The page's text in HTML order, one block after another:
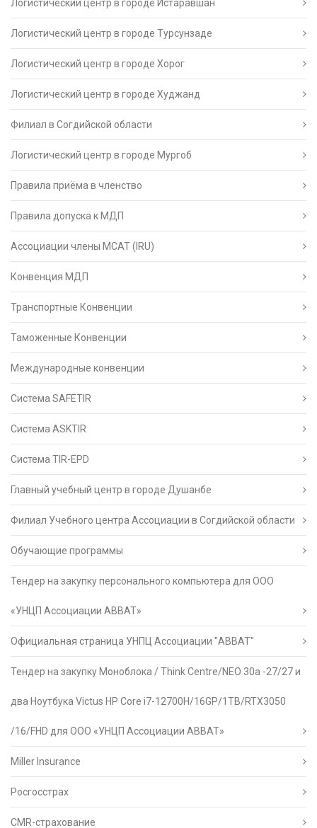
Логистический центр в городе Истаравшан
Логистический центр в городе Турсунзаде
Логистический центр в городе Хорог
Логистический центр в городе Худжанд
Филиал в Согдийской области
Логистический центр в городе Мургоб
Правила приёма в членство
Правила допуска к МДП
Ассоциации члены МСАТ (IRU)
Конвенция МДП
Транспортные Конвенции
Таможенные Конвенции
Международные конвенции
Система SAFETIR
Система ASKTIR
Система TIR-EPD
Главный учебный центр в городе Душанбе
Филиал Учебного центра Ассоциации в Согдийской области
Обучающие программы
Тендер на закупку персонального компьютера для ООО
«УНЦП Ассоциации АВВАТ»
Официальная страница УНПЦ Ассоциации "АВВАТ"
Тендер на закупку Моноблока / Think Centre/NEO 30a -27/27 и
два Ноутбука Victus HP Core i7-12700H/16GP/1TB/RTX3050
/16/FHD для ООО «УНЦП Ассоциации АВВАТ»
Miller Insurance
Росгосстрах
CMR-страхование